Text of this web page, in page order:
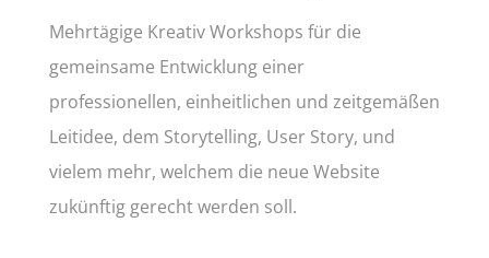
Mehrtägige Kreativ Workshops für die
gemeinsame Entwicklung einer
professionellen, einheitlichen und zeitgemäßen
Leitidee, dem Storytelling, User Story, und
vielem mehr, welchem die neue Website
zukünftig gerecht werden soll.